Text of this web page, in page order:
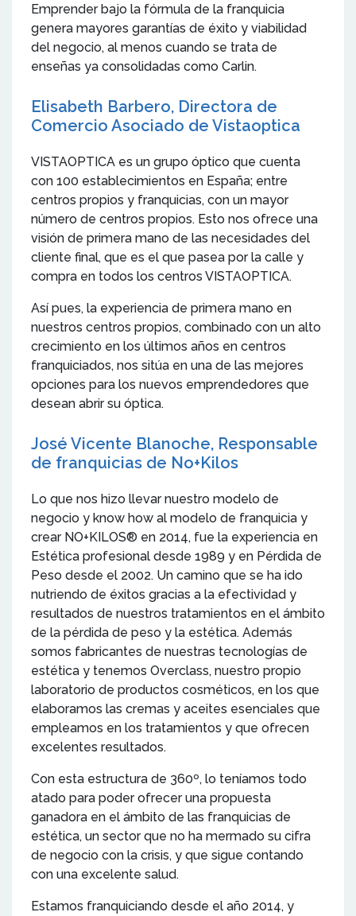
Emprender bajo la fórmula de la franquicia
genera mayores garantías de éxito y viabilidad
del negocio, al menos cuando se trata de
enseñas ya consolidadas como Carlin.
Elisabeth Barbero, Directora de
Comercio Asociado de Vistaoptica
VISTAOPTICA es un grupo óptico que cuenta
con 100 establecimientos en España; entre
centros propios y franquicias, con un mayor
número de centros propios. Esto nos ofrece una
visión de primera mano de las necesidades del
cliente final, que es el que pasea por la calle y
compra en todos los centros VISTAOPTICA.
Así pues, la experiencia de primera mano en
nuestros centros propios, combinado con un alto
crecimiento en los últimos años en centros
franquiciados, nos sitúa en una de las mejores
opciones para los nuevos emprendedores que
desean abrir su óptica.
José Vicente Blanoche, Responsable
de franquicias de No+Kilos
Lo que nos hizo llevar nuestro modelo de
negocio y know how al modelo de franquicia y
crear NO+KILOS® en 2014, fue la experiencia en
Estética profesional desde 1989 y en Pérdida de
Peso desde el 2002. Un camino que se ha ido
nutriendo de éxitos gracias a la efectividad y
resultados de nuestros tratamientos en el ámbito
de la pérdida de peso y la estética. Además
somos fabricantes de nuestras tecnologías de
estética y tenemos Overclass, nuestro propio
laboratorio de productos cosméticos, en los que
elaboramos las cremas y aceites esenciales que
empleamos en los tratamientos y que ofrecen
excelentes resultados.
Con esta estructura de 360º, lo teníamos todo
atado para poder ofrecer una propuesta
ganadora en el ámbito de las franquicias de
estética, un sector que no ha mermado su cifra
de negocio con la crisis, y que sigue contando
con una excelente salud.
Estamos franquiciando desde el año 2014, y